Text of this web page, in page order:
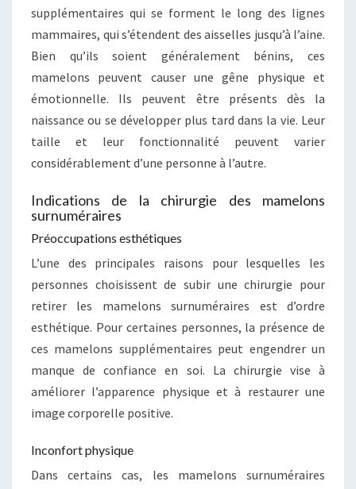
supplémentaires qui se forment le long des lignes
mammaires, qui s’étendent des aisselles jusqu’à l’aine.
Bien qu’ils soient généralement bénins, ces
mamelons peuvent causer une gêne physique et
émotionnelle. Ils peuvent être présents dès la
naissance ou se développer plus tard dans la vie. Leur
taille et leur fonctionnalité peuvent varier
considérablement d’une personne à l’autre.
Indications de la chirurgie des mamelons
surnuméraires
Préoccupations esthétiques
L’une des principales raisons pour lesquelles les
personnes choisissent de subir une chirurgie pour
retirer les mamelons surnuméraires est d’ordre
esthétique. Pour certaines personnes, la présence de
ces mamelons supplémentaires peut engendrer un
manque de confiance en soi. La chirurgie vise à
améliorer l’apparence physique et à restaurer une
image corporelle positive.
Inconfort physique
Dans certains cas, les mamelons surnuméraires